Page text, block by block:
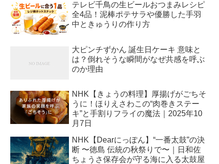
テレビ千鳥の生ビールおつまみレシピ
全4品！泥棒ポテサラや優勝した手羽
中ときゅうりの作り方
大ピンチずかん 誕生日ケーキ 意味と
は？倒れそうな瞬間がなぜ共感を呼ぶ
のか理由
NHK【きょうの料理】厚揚げがごちそ
うに！ほりえさわこの“肉巻きステー
キ”と手割りフライの魔法｜2025年10
月7日
NHK【Dearにっぽん】“一番太鼓”の決
断 〜徳島 伝統の秋祭りで〜｜日和佐
ちょうさ保存会が守る海に入る太鼓屋